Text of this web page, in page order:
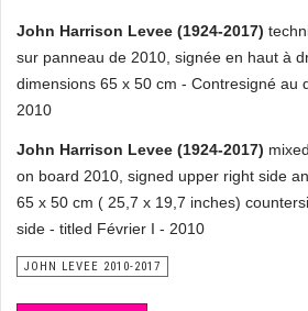
John Harrison Levee (1924-2017)
sur panneau de 2010, signée en haut à
dimensions 65 x 50 cm - Contresigné au
2010
John Harrison Levee (1924-2017)
on board 2010, signed upper right side
65 x 50 cm ( 25,7 x 19,7 inches)
side - titled Février I - 2010
JOHN LEVEE 2010-2017